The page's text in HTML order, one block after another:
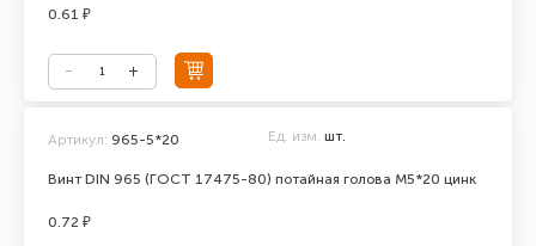
0.61 ₽
Винт DIN 965 (ГОСТ 17475-80) потайная голова М5*20 цинк
Артикул: 965-5*20 Ед. изм. шт.
0.72 ₽